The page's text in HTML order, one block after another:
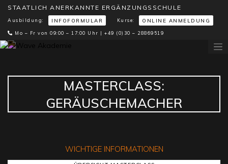
STAATLICH ANERKANNTE ERGÄNZUNGSSCHULE
Ausbildung: INFOFORMULAR Kurse: ONLINE ANMELDUNG
Mo – Fr von 09:00 – 17:00 Uhr | +49 (0)30 – 28869519
MASTERCLASS:
GERÄUSCHEMACHER
WICHTIGE INFORMATIONEN